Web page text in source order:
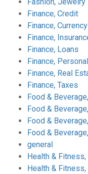
Finance, Credit
Finance,
Finance,
Finance, Loans
Finance,
Finance, Real
Finance, Taxes
Food &
Food &
Food &
Food &
general
Health & Fitness,
Health &